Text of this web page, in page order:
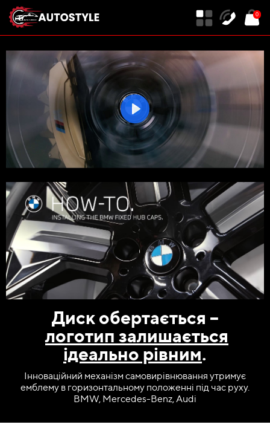
0
Play
Диск обертається –
логотип залишається
ідеально рівним.
Інноваційний механізм самовирівнювання утримує
емблему в горизонтальному положенні під час руху.
BMW, Mercedes-Benz, Audi